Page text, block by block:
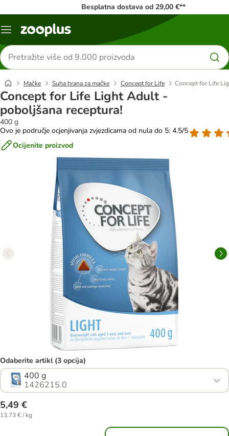
Besplatna dostava od 29,00 €**
Izbornik
Traži
proizvode
Mačke Suha hrana za mačke Concept for Life Concept for Life
Concept for Life Light Adult -
poboljšana receptura!
400 g
Ovo je područje ocjenjivanja zvjezdicama od nula do 5: 4.5/5
Ocijenite proizvod
Odaberite artikl (3 opcija)
400 g
1426215.0
5,49 €
13,73 € / kg